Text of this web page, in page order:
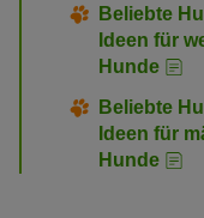
Beliebte
Ideen für
Hunde
Beliebte
Ideen für
Hunde